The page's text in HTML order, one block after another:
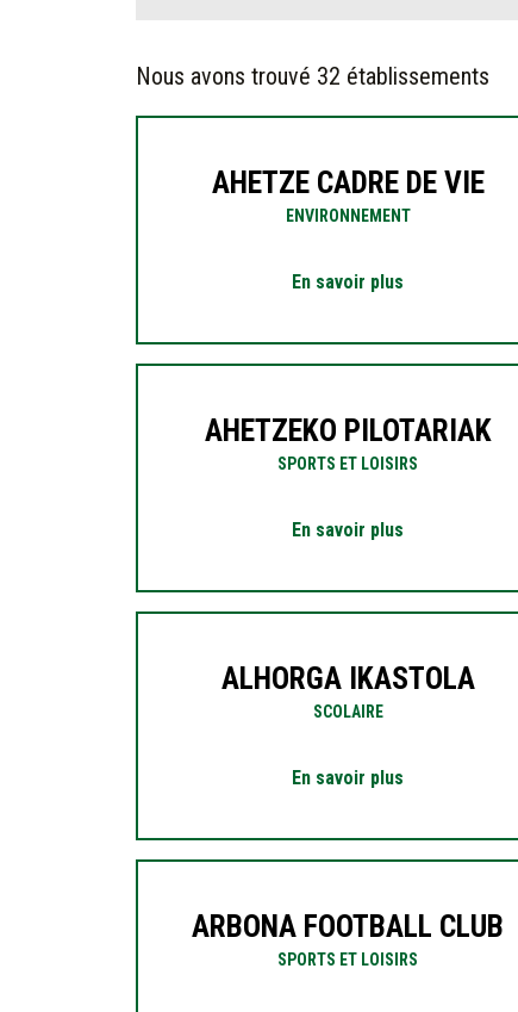
Nous avons trouvé 32 établissements
AHETZE CADRE DE VIE
ENVIRONNEMENT
En savoir plus
AHETZEKO PILOTARIAK
SPORTS ET LOISIRS
En savoir plus
ALHORGA IKASTOLA
SCOLAIRE
En savoir plus
ARBONA FOOTBALL CLUB
SPORTS ET LOISIRS